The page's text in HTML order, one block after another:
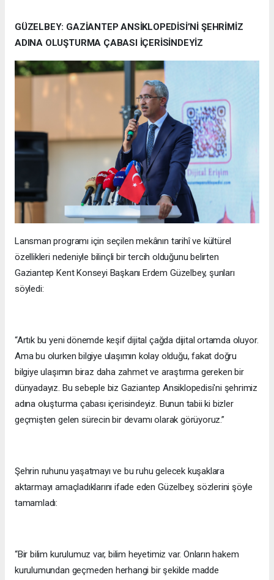
GÜZELBEY: GAZİANTEP ANSİKLOPEDİSİ’Nİ ŞEHRİMİZ
ADINA OLUŞTURMA ÇABASI İÇERİSİNDEYİZ
Lansman programı için seçilen mekânın tarihî ve kültürel
özellikleri nedeniyle bilinçli bir tercih olduğunu belirten
Gaziantep Kent Konseyi Başkanı Erdem Güzelbey, şunları
söyledi:
“Artık bu yeni dönemde keşif dijital çağda dijital ortamda oluyor.
Ama bu olurken bilgiye ulaşımın kolay olduğu, fakat doğru
bilgiye ulaşımın biraz daha zahmet ve araştırma gereken bir
dünyadayız. Bu sebeple biz Gaziantep Ansiklopedisi'ni şehrimiz
adına oluşturma çabası içerisindeyiz. Bunun tabii ki bizler
geçmişten gelen sürecin bir devamı olarak görüyoruz.”
Şehrin ruhunu yaşatmayı ve bu ruhu gelecek kuşaklara
aktarmayı amaçladıklarını ifade eden Güzelbey, sözlerini şöyle
tamamladı:
“Bir bilim kurulumuz var, bilim heyetimiz var. Onların hakem
kurulumundan geçmeden herhangi bir şekilde madde